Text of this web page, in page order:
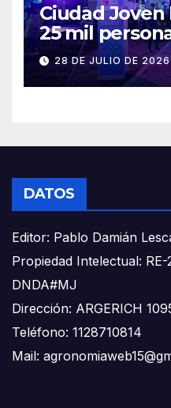
Ciudad Joven
25 mil
28 DE JULIO DE
DATOS
Editor: Pablo Damián
Propiedad Intelectual:
DNDA#MJ
Dirección: ARGERICH
Teléfono: 1128710814
Mail: